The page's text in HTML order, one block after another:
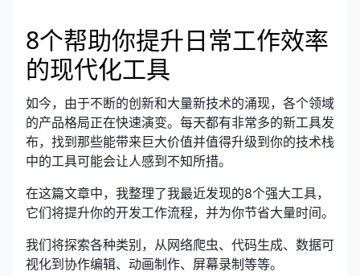
8个帮助你提升日常工作效率
的现代化工具
如今，由于不断的创新和大量新技术的涌现，各个领域
的产品格局正在快速演变。 每天都有非常多的新工具发
布，找到那些能带来巨大价值并值得升级到你的技术栈
中的工具可能会让人感到不知所措。
在这篇文章中，我整理了我最近发现的8个强大工具，
它们将提升你的开发工作流程，并为你节省大量时间。
我们将探索各种类别，从网络爬虫、代码生成、数据可
视化到协作编辑、动画制作、屏幕录制等等。